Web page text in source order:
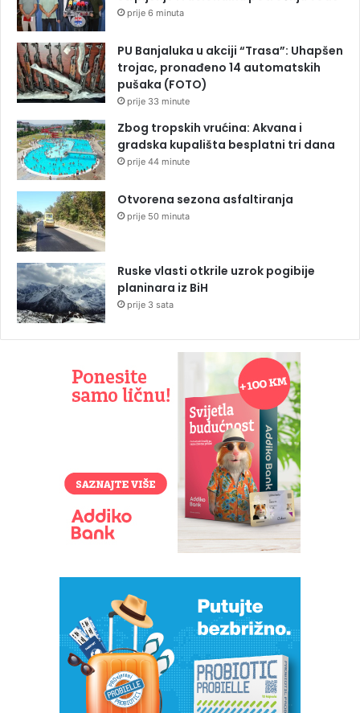
prije 6 minuta
PU Banjaluka u akciji “Trasa”: Uhapšen
trojac, pronađeno 14 automatskih
pušaka (FOTO)
prije 33 minute
Zbog tropskih vrućina: Akvana i
gradska kupališta besplatni tri dana
prije 44 minute
Otvorena sezona asfaltiranja
prije 50 minuta
Ruske vlasti otkrile uzrok pogibije
planinara iz BiH
prije 3 sata